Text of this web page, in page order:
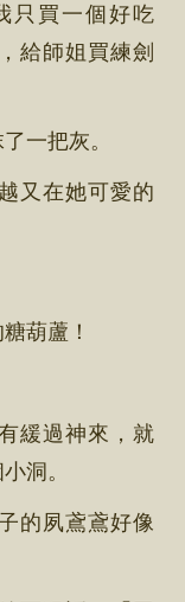
只買一個好吃
給師姐買練劍
一把灰。
又在她可愛的
葫蘆！
緩過神來，就
洞。
的夙鳶鳶好像